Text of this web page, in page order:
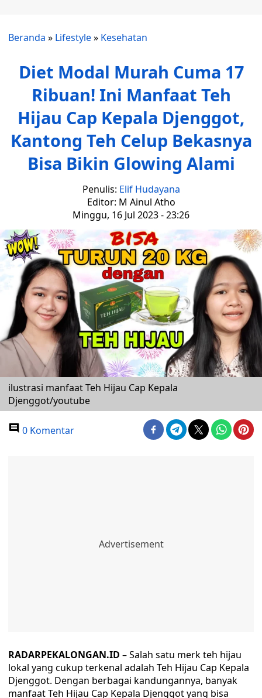
Beranda » Lifestyle» Kesehatan
Diet Modal Murah Cuma 17
Ribuan! Ini Manfaat Teh
Hijau Cap Kepala Djenggot,
Kantong Teh Celup Bekasnya
Bisa Bikin Glowing Alami
Penulis: Elif Hudayana
Editor: M Ainul Atho
Minggu, 16 Jul 2023 - 23:26
ilustrasi manfaat Teh Hijau Cap Kepala
Djenggot/youtube
0 Komentar
RADARPEKALONGAN.ID – Salah satu merk teh hijau
lokal yang cukup terkenal adalah Teh Hijau Cap Kepala
Djenggot. Dengan berbagai kandungannya, banyak
manfaat Teh Hijau Cap Kepala Djenggot yang bisa